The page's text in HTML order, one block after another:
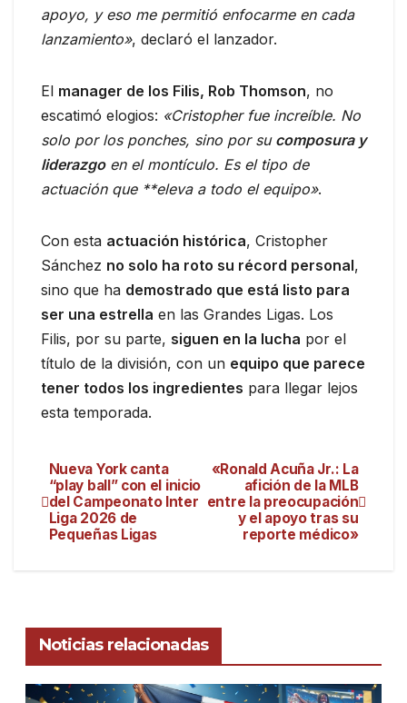
apoyo, y eso me permitió enfocarme en cada
lanzamiento», declaró el lanzador.
El manager de los Filis, Rob Thomson, no
escatimó elogios: «Cristopher fue increíble. No
solo por los ponches, sino por su composura y
liderazgoen el montículo. Es el tipo de
actuación que **eleva a todo el equipo».
Con esta actuación histórica, Cristopher
Sánchez no solo ha roto su récord personal,
sino que ha demostrado que está listo para
ser una estrella en las Grandes Ligas. Los
Filis, por su parte, siguen en la lucha por el
título de la división, con un equipo que parece
tener todos los ingredientes para llegar lejos
esta temporada.
«Ronald Acuña Jr.: La
afición de la MLB
entre la preocupación
y el apoyo tras su
reporte médico»
Nueva York canta
“play ball” con el inicio
del Campeonato Inter
Liga 2026 de
Pequeñas Ligas
Noticias relacionadas